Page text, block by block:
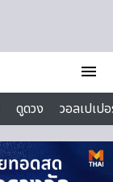
menu
ดูดวง
วอลเปเป